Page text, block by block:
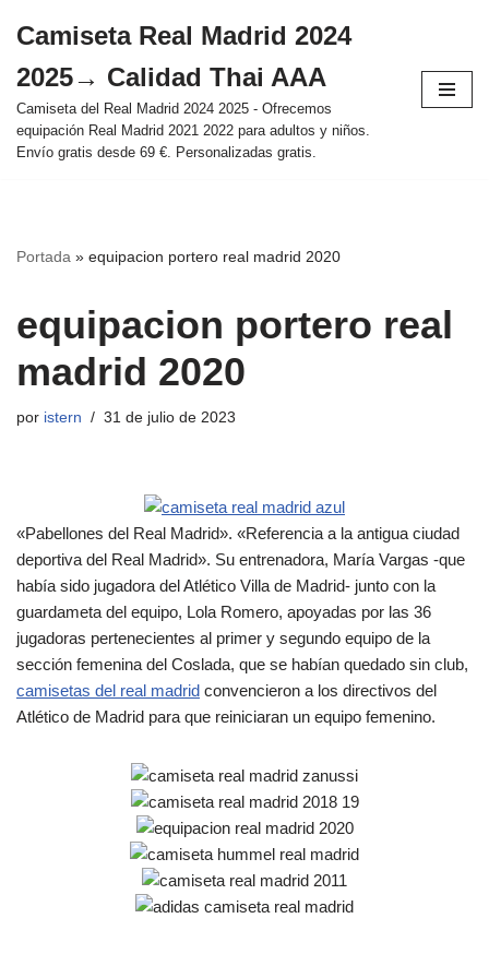
al
contenido
Camiseta Real Madrid 2024
2025→ Calidad Thai AAA
Camiseta del Real Madrid 2024 2025 - Ofrecemos
equipación Real Madrid 2021 2022 para adultos y niños.
Envío gratis desde 69 €. Personalizadas gratis.
Portada » equipacion portero real madrid 2020
equipacion portero real
madrid 2020
por istern 31 de julio de 2023
«Pabellones del Real Madrid». «Referencia a la antigua ciudad
deportiva del Real Madrid». Su entrenadora, María Vargas -que
había sido jugadora del Atlético Villa de Madrid- junto con la
guardameta del equipo, Lola Romero, apoyadas por las 36
jugadoras pertenecientes al primer y segundo equipo de la
sección femenina del Coslada, que se habían quedado sin club,
camisetas del real madrid convencieron a los directivos del
Atlético de Madrid para que reiniciaran un equipo femenino.